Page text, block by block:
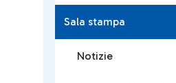
Sala stampa
Notizie